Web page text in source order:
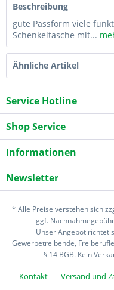
Beschreibung
gute Passform viele
Schenkeltasche mit...
Ähnliche Artikel
Service Hotline
Shop Service
Informationen
Newsletter
* Alle Preise verstehen sich
ggf.
Unser Angebot richtet
Gewerbetreibende,
§ 14 BGB. Kein
Kontakt Versand und